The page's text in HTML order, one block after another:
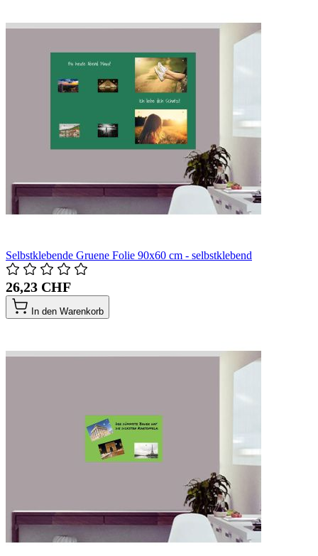
Selbstklebende Gruene Folie 90x60 cm - selbstklebend
26,23 CHF
In den Warenkorb